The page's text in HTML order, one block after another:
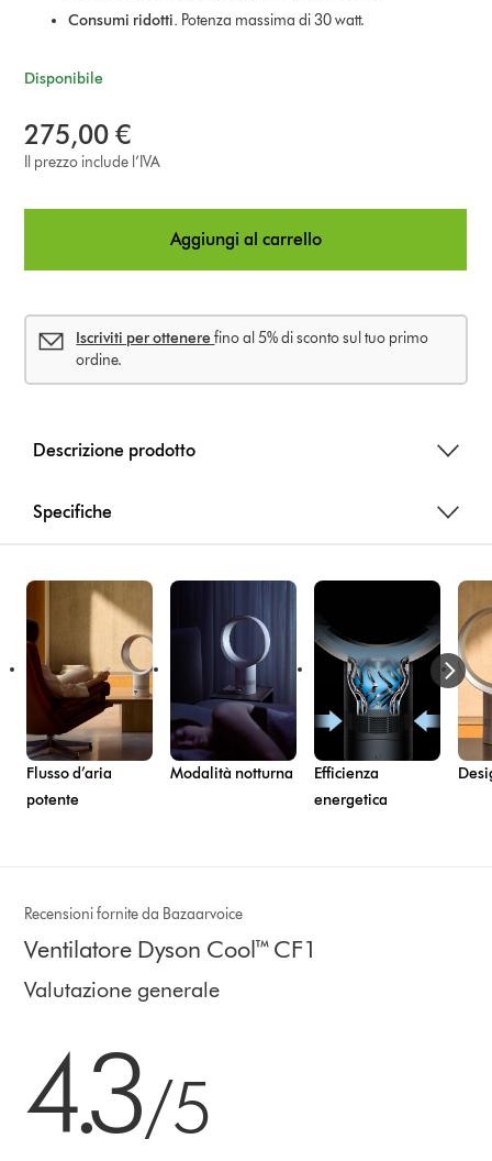
Consumi ridotti. Potenza massima di 30 watt.
Disponibile
275,00 €
Il prezzo include l’IVA
Aggiungi al carrello
Iscriviti per ottenerefino al 5% di sconto sul tuo primo
ordine.
Descrizione prodotto
Specifiche
Flusso d’aria
potente
Modalità notturna
Efficienza
energetica
Recensioni fornite da Bazaarvoice
Ventilatore Dyson Cool™ CF1
Valutazione generale
4.3/5